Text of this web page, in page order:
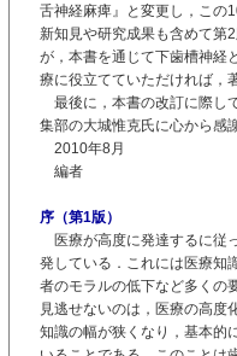
舌神経麻痺』と変更し，この
新知見や研究成果も含めて第
が，本書を通じて下歯槽神経
療に役立てていただければ，
最後に，本書の改訂に際し
集部の大城惟克氏に心から感
2010年8月
編者
序（第1版）
医療が高度に発達するに従
発している．これには医療知
者のモラルの低下など多くの
見逃せないのは，医療の高度
知識の幅が狭くなり，基本的